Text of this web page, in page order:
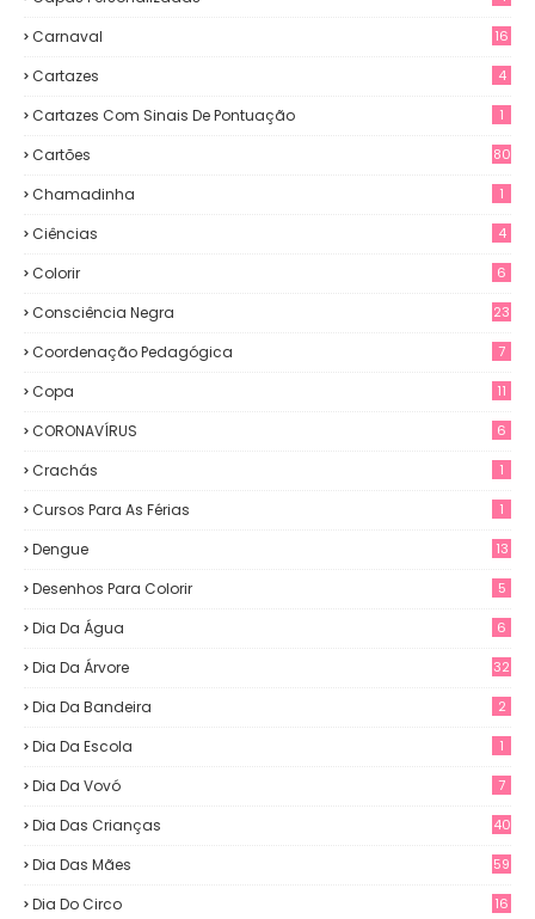
Carnaval 16
Cartazes 4
Cartazes Com Sinais De Pontuação 1
Cartões 80
Chamadinha 1
Ciências 4
Colorir 6
Consciência Negra 23
Coordenação Pedagógica 7
Copa 11
CORONAVÍRUS 6
Crachás 1
Cursos Para As Férias 1
Dengue 13
Desenhos Para Colorir 5
Dia Da Água 6
Dia Da Árvore 32
Dia Da Bandeira 2
Dia Da Escola 1
Dia Da Vovó 7
Dia Das Crianças 40
Dia Das Mães 59
Dia Do Circo 16